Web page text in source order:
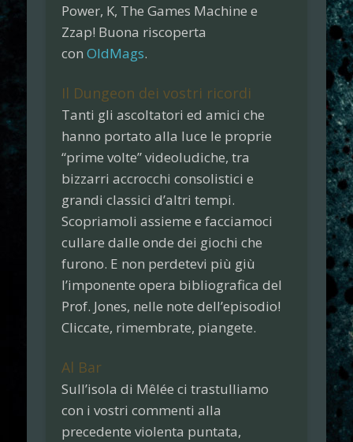
Power, K, The Games Machine e
Zzap! Buona riscoperta
conOldMags.
Il Dungeon dei vostri ricordi
Tanti gli ascoltatori ed amici che
hanno portato alla luce le proprie
“prime volte” videoludiche, tra
bizzarri accrocchi consolistici e
grandi classici d’altri tempi.
Scopriamoli assieme e facciamoci
cullare dalle onde dei giochi che
furono. E non perdetevi più giù
l’imponente opera bibliografica del
Prof. Jones, nelle note dell’episodio!
Cliccate, rimembrate, piangete.
Al Bar
Sull’isola di Mêlée ci trastulliamo
con i vostri commenti alla
precedente violenta puntata,